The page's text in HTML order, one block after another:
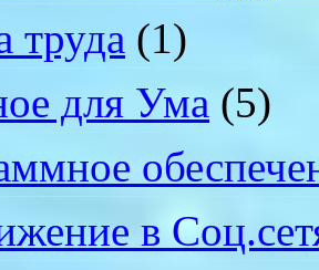
труда (1)
для Ума (5)
в